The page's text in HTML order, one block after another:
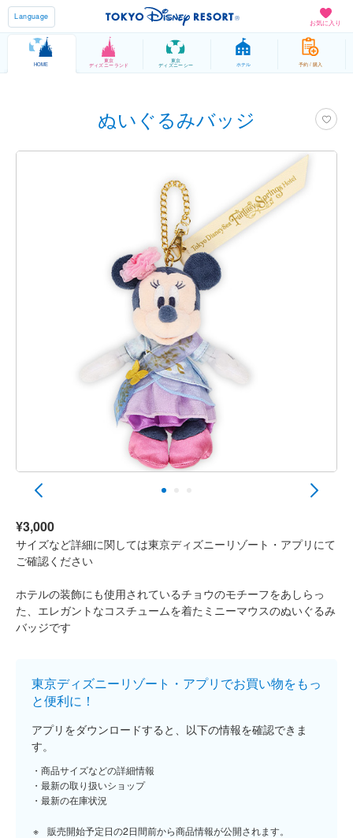
お気に入り
Language
HOME
東京
ディズニーランド
東京
ディズニーシー ホテル 予約 / 購入
ぬいぐるみバッジ
¥3,000
サイズなど詳細に関しては東京ディズニーリゾート・アプリにて
ご確認ください
ホテルの装飾にも使用されているチョウのモチーフをあしらっ
た、エレガントなコスチュームを着たミニーマウスのぬいぐるみ
バッジです
東京ディズニーリゾート・アプリでお買い物をもっ
と便利に！
アプリをダウンロードすると、以下の情報を確認できま
す。
商品サイズなどの詳細情報
最新の取り扱いショップ
最新の在庫状況
販売開始予定日の2日間前から商品情報が公開されます。